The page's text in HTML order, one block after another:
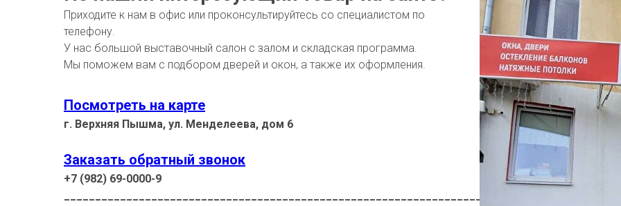
Приходите к нам в офис или проконсультируйтесь со специалистом по
телефону.
У нас большой выставочный салон с залом и складская программа.
Мы поможем вам с подбором дверей и окон, а также их оформления.
Посмотреть на карте
г. Верхняя Пышма, ул. Менделеева, дом 6
Заказать обратный звонок
+7 (982) 69-0000-9